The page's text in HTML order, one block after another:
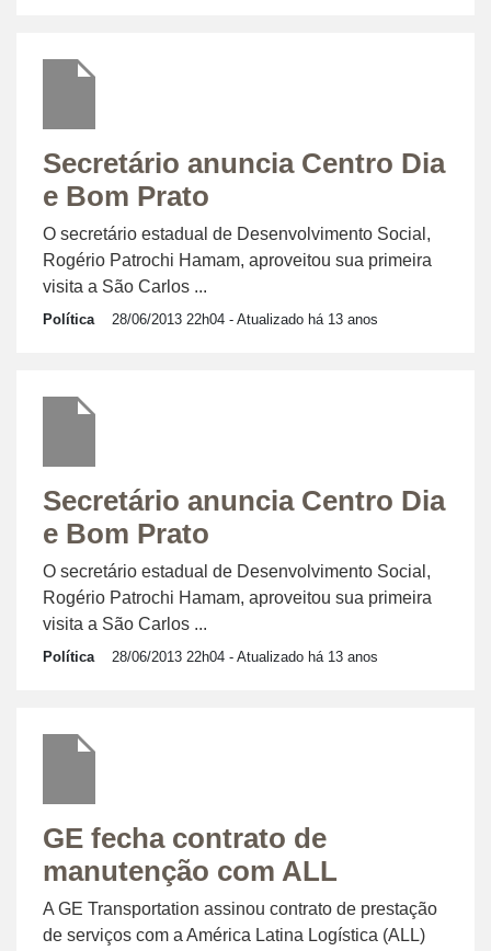
Secretário anuncia Centro Dia
e Bom Prato
O secretário estadual de Desenvolvimento Social,
Rogério Patrochi Hamam, aproveitou sua primeira
visita a São Carlos ...
Política 28/06/2013 22h04 - Atualizado há 13 anos
Secretário anuncia Centro Dia
e Bom Prato
O secretário estadual de Desenvolvimento Social,
Rogério Patrochi Hamam, aproveitou sua primeira
visita a São Carlos ...
Política 28/06/2013 22h04 - Atualizado há 13 anos
GE fecha contrato de
manutenção com ALL
A GE Transportation assinou contrato de prestação
de serviços com a América Latina Logística (ALL)